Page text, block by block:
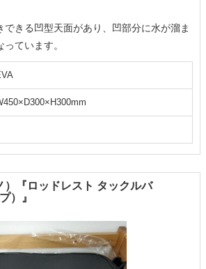
できる凹型天面があり、凹部分に水が溜ま
ています。
）『ロッドレスト タックルバ
）』